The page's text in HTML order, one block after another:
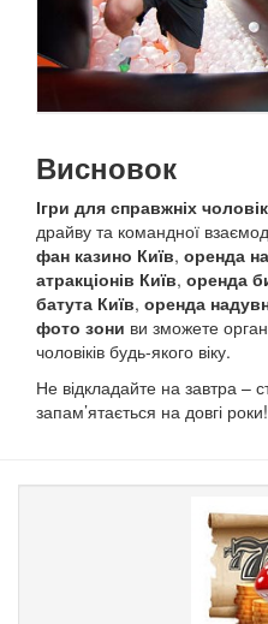
Висновок
Ігри для справжніх
драйву та командної
фан казино Київ, оренда
атракціонів Київ, оренда
батута Київ, оренда
фото зони ви зможете
чоловіків будь-якого віку.
Не відкладайте на завтра –
запам’ятається на довгі роки!